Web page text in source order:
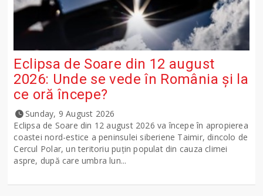
Eclipsa de Soare din 12 august
2026: Unde se vede în România și la
ce oră începe?
Sunday, 9 August 2026
Eclipsa de Soare din 12 august 2026 va începe în apropierea
coastei nord-estice a peninsulei siberiene Taimir, dincolo de
Cercul Polar, un teritoriu puțin populat din cauza climei
aspre, după care umbra lun...